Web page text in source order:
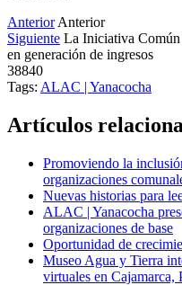
Anterior Anterior
Siguiente La Iniciativa
en generación de ingresos
38840
Tags: ALAC | Yanacocha
Artículos
Promoviendo la
organizaciones
Nuevas historias para
ALAC | Yanacocha
organizaciones de base
Oportunidad de
Museo Agua y Tierra
virtuales en Cajamarca,